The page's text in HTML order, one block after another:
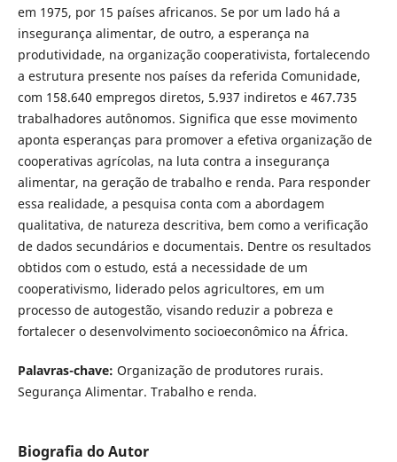
em 1975, por 15 países africanos. Se por um lado há a
insegurança alimentar, de outro, a esperança na
produtividade, na organização cooperativista, fortalecendo
a estrutura presente nos países da referida Comunidade,
com 158.640 empregos diretos, 5.937 indiretos e 467.735
trabalhadores autônomos. Significa que esse movimento
aponta esperanças para promover a efetiva organização de
cooperativas agrícolas, na luta contra a insegurança
alimentar, na geração de trabalho e renda. Para responder
essa realidade, a pesquisa conta com a abordagem
qualitativa, de natureza descritiva, bem como a verificação
de dados secundários e documentais. Dentre os resultados
obtidos com o estudo, está a necessidade de um
cooperativismo, liderado pelos agricultores, em um
processo de autogestão, visando reduzir a pobreza e
fortalecer o desenvolvimento socioeconômico na África.
Palavras-chave: Organização de produtores rurais.
Segurança Alimentar. Trabalho e renda.
Biografia do Autor